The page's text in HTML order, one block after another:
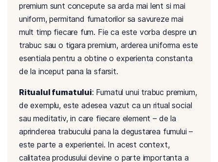
premium sunt concepute sa arda mai lent si mai
uniform, permitand fumatorilor sa savureze mai
mult timp fiecare fum. Fie ca este vorba despre un
trabuc sau o tigara premium, arderea uniforma este
esentiala pentru a obtine o experienta constanta
de la inceput pana la sfarsit.
Ritualul fumatului: Fumatul unui trabuc premium,
de exemplu, este adesea vazut ca un ritual social
sau meditativ, in care fiecare element – de la
aprinderea trabucului pana la degustarea fumului –
este parte a experientei. In acest context,
calitatea produsului devine o parte importanta a